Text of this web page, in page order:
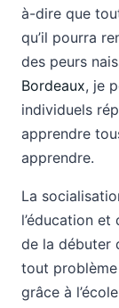
à-dire que
qu’il pourra
des peurs
Bordeaux, je
individuels
apprendre
apprendre.
La
l’éducation
de la débuter
tout
grâce à